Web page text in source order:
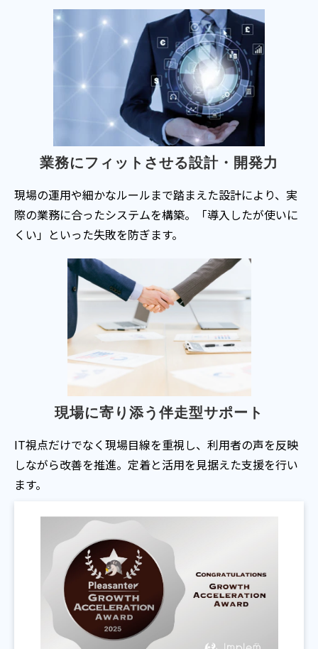
業務にフィットさせる設計・開発力
現場の運用や細かなルールまで踏まえた設計により、実
際の業務に合ったシステムを構築。「導入したが使いに
くい」といった失敗を防ぎます。
現場に寄り添う伴走型サポート
IT視点だけでなく現場目線を重視し、利用者の声を反映
しながら改善を推進。定着と活用を見据えた支援を行い
ます。